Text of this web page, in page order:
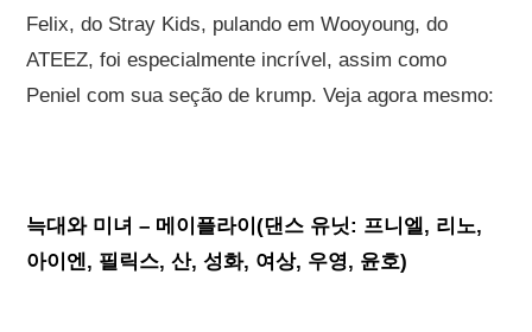
Felix, do Stray Kids, pulando em Wooyoung, do
ATEEZ, foi especialmente incrível, assim como
Peniel com sua seção de krump. Veja agora mesmo:
늑대와 미녀 – 메이플라이(댄스 유닛: 프니엘, 리노,
아이엔, 필릭스, 산, 성화, 여상, 우영, 윤호)